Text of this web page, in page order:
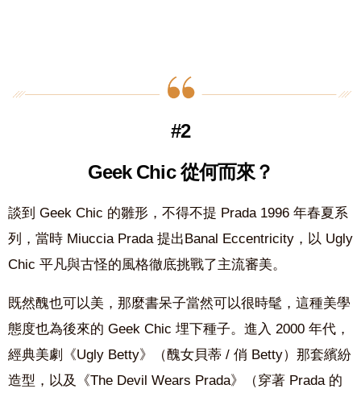
#2
Geek Chic 從何而來？
談到 Geek Chic 的雛形，不得不提 Prada 1996 年春夏系
列，當時 Miuccia Prada 提出Banal Eccentricity，以 Ugly
Chic 平凡與古怪的風格徹底挑戰了主流審美。
既然醜也可以美，那麼書呆子當然可以很時髦，這種美學
態度也為後來的 Geek Chic 埋下種子。進入 2000 年代，
經典美劇《Ugly Betty》（醜女貝蒂 / 俏 Betty）那套繽紛
造型，以及《The Devil Wears Prada》（穿著 Prada 的